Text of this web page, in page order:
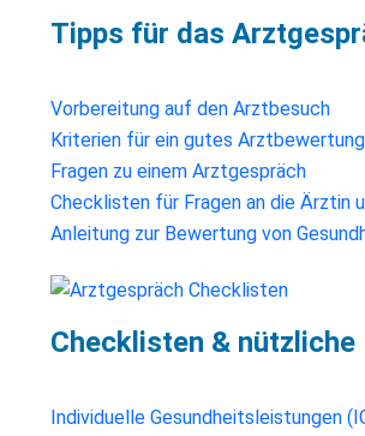
Tipps für das
Vorbereitung auf den Arztbesuch
Kriterien für ein gutes
Fragen zu einem Arztgespräch
Checklisten für Fragen an die Ärztin
Anleitung zur Bewertung von
Checklisten & nützliche
Individuelle Gesundheitsleistungen